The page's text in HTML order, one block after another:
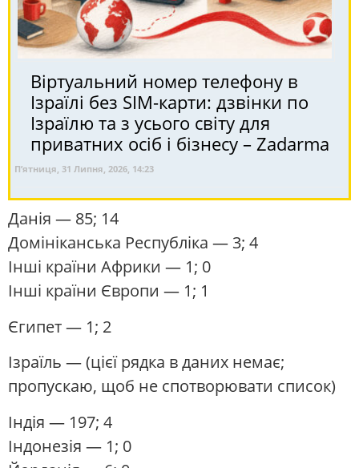
Віртуальний номер телефону в
Ізраїлі без SIM-карти: дзвінки по
Ізраїлю та з усього світу для
приватних осіб і бізнесу – Zadarma
П’ятниця, 31 Липня, 2026, 14:23
Данія — 85; 14
Домініканська Республіка — 3; 4
Інші країни Африки — 1; 0
Інші країни Європи — 1; 1
Єгипет— 1; 2
Ізраїль — (цієї рядка в даних немає;
пропускаю, щоб не спотворювати список)
Індія — 197; 4
Індонезія — 1; 0